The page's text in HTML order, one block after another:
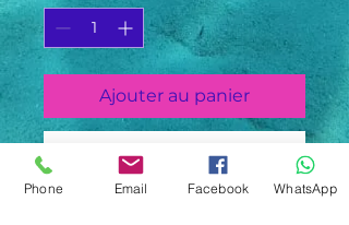
Ajouter au panier
Commander et payer
Phone Email Facebook WhatsApp